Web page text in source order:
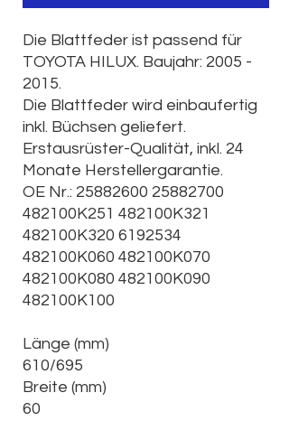
Die Blattfeder ist passend für
TOYOTA HILUX. Baujahr: 2005 -
2015.
Die Blattfeder wird einbaufertig
inkl. Büchsen geliefert.
Erstausrüster-Qualität, inkl. 24
Monate Herstellergarantie.
OE Nr.: 25882600 25882700
482100K251 482100K321
482100K320 6192534
482100K060 482100K070
482100K080 482100K090
482100K100
Länge (mm)
610/695
Breite (mm)
60